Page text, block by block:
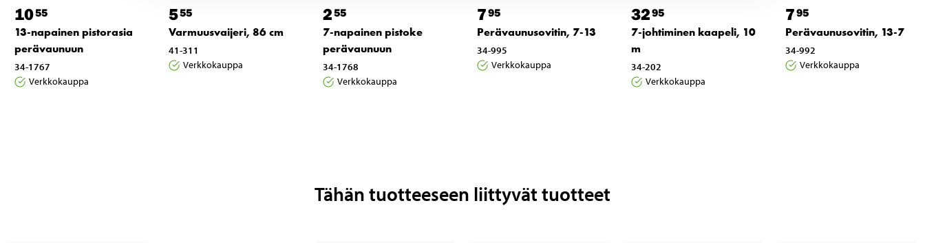
1055
13-napainen pistorasia
perävaunuun
34-1767
Verkkokauppa
555
Varmuusvaijeri, 86 cm
41-311
Verkkokauppa
255
7-napainen pistoke
perävaunuun
34-1768
Verkkokauppa
795
Perävaunusovitin, 7-13
34-995
Verkkokauppa
3295
7-johtiminen kaapeli, 10
m
34-202
Verkkokauppa
795
Perävaunusovitin, 13-7
34-992
Verkkokauppa
Tähän tuotteeseen liittyvät tuotteet